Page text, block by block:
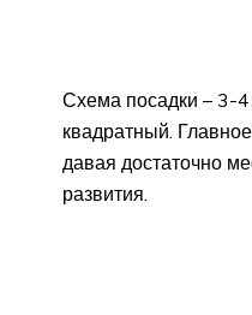
Схема посадки – 3-4
квадратный. Главное
давая достаточно
развития.